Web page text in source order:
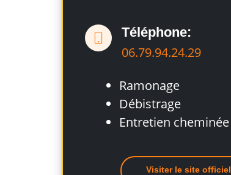
Téléphone:
06.79.94.24.29
Ramonage
Débistrage
Entretien cheminée
Visiter le site officiel